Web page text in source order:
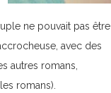
ne pouvait pas être
avec des
autres romans,
romans).